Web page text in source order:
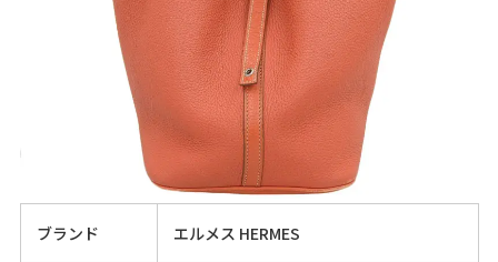
ブランド エルメス HERMES